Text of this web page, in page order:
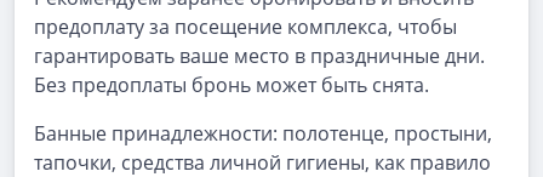
предоплату за посещение комплекса, чтобы
гарантировать ваше место в праздничные дни.
Без предоплаты бронь может быть снята.
Банные принадлежности: полотенце, простыни,
тапочки, средства личной гигиены, как правило